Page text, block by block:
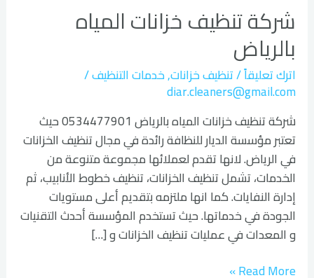
شركة تنظيف خزانات المياه
بالرياض
اترك تعليقاً/تنظيف خزانات,خدمات التنظيف/
diar.cleaners@gmail.com
شركة تنظيف خزانات المياه بالرياض 0534477901 حيث
تعتبر مؤسسة الديار للنظافة رائدة في مجال تنظيف الخزانات
في الرياض. لانها تقدم لعملائها مجموعة متنوعة من
الخدمات، تشمل تنظيف الخزانات، تنظيف خطوط الأنابيب، ثم
إدارة النفايات. كما انها ملتزمه بتقديم أعلى مستويات
الجودة في خدماتها. حيث تستخدم المؤسسة أحدث التقنيات
و المعدات في عمليات تنظيف الخزانات و […]
خزانات
المياه
بالرياض
Read More »